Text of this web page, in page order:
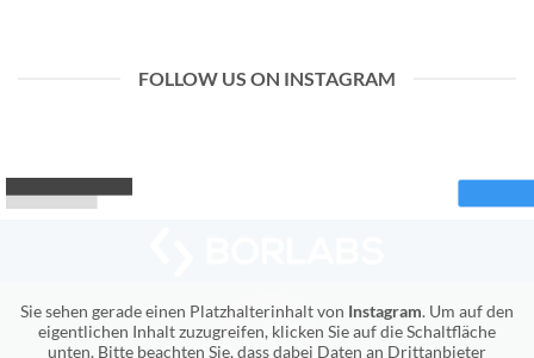
FOLLOW US ON INSTAGRAM
Sie sehen gerade einen Platzhalterinhalt von Instagram. Um auf den
eigentlichen Inhalt zuzugreifen, klicken Sie auf die Schaltfläche
unten. Bitte beachten Sie, dass dabei Daten an Drittanbieter